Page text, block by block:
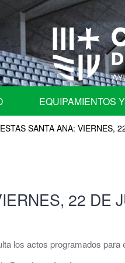
en órganos colegiados.
EQUIPAMIENTOS
Programa de
Centros
SANTA ANA: VIERNES,
22 DE
los actos programados para